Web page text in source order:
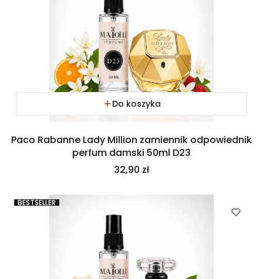
Do koszyka
Paco Rabanne Lady Million zamiennik odpowiednik
perfum damski 50ml D23
Cena
32,90 zł
BESTSELLER